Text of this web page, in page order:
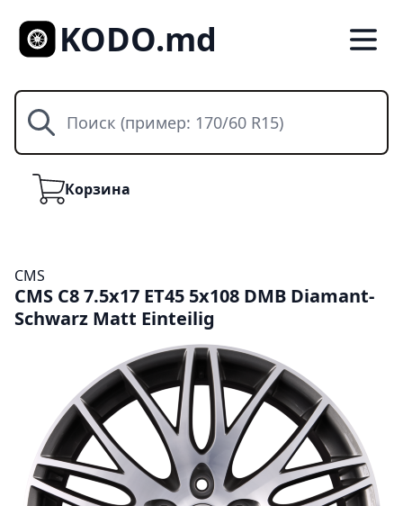
KODO.md
Поиск
КорзинаКорзина
CMS
CMS C8 7.5x17 ET45 5x108 DMB Diamant-
Schwarz Matt Einteilig